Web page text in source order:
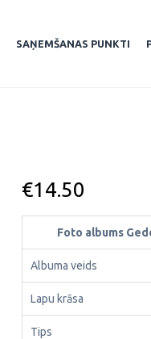
SAŅEMŠANAS PUNKTI
€14.50
Foto albums
Albuma veids
Lapu krāsa
Tips